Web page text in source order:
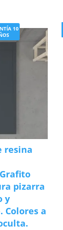
10
resina
Grafito
pizarra
y
Colores a